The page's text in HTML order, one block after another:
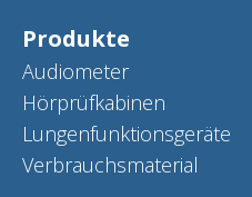
Produkte
Audiometer
Hörprüfkabinen
Lungenfunktionsgeräte
Verbrauchsmaterial